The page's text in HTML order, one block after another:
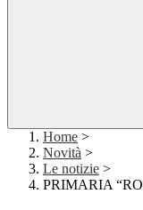
Home >
Novità >
Le notizie >
PRIMARIA